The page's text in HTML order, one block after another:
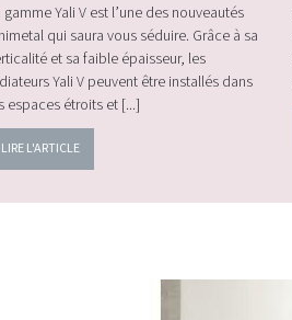
gamme Yali V est l’une des nouveautés
qui saura vous séduire. Grâce à sa
et sa faible épaisseur, les
Yali V peuvent être installés dans
espaces étroits et [...]
LIRE L'ARTICLE